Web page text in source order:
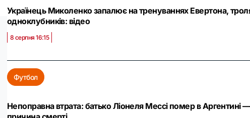
Українець Миколенко запалює на тренуваннях Евертона,
одноклубників: відео
8 серпня 16:15
Футбол
Непоправна втрата: батько Ліонеля Мессі помер в Аргентині